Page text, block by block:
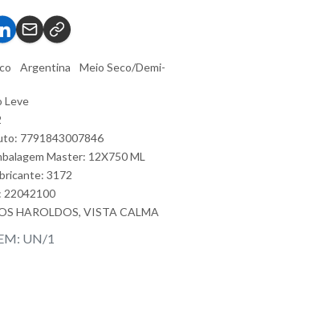
Argentina
Meio Seco/Demi-
Leve
7791843007846
Master: 12X750 ML
3172
22042100
HAROLDOS, VISTA CALMA
UN/1